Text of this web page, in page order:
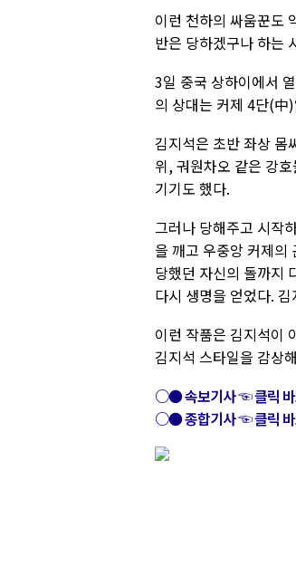
이런 천하의 싸움꾼도
반은 당하겠구나 하는
3일 중국 상하이에서
의 상대는 커제 4단(中
김지석은 초반 좌상 몸
위, 궈원차오 같은 강
기기도 했다.
그러나 당해주고 시작
을 깨고 우중앙 커제의
당했던 자신의 돌까지
다시 생명을 얻었다.
이런 작품은 김지석이
김지석 스타일을 감상
○● 속보기사 ☜ 클릭 바
○● 종합기사 ☜ 클릭 바